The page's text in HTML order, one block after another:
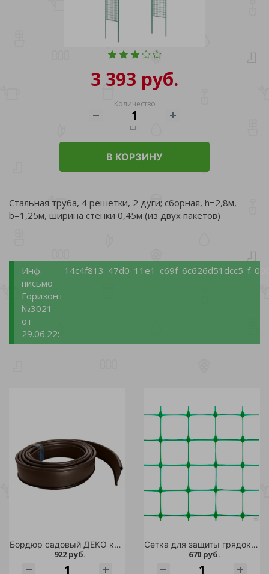
3 393 руб.
Количество
шт
В КОРЗИНУ
Стальная труба, 4 решетки, 2 дуги; сборная, h=2,8м,
b=1,25м, ширина стенки 0,45м (из двух пакетов)
Инф.
письмо
Горизонт
№3021
от
29.06.22:
Бордюр садовый ДЕКО коричневый, 1 лента 10 метров
922 руб.
Сетка для защиты грядок 10м зеленый /1
670 руб.